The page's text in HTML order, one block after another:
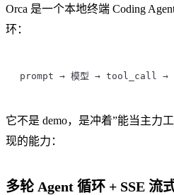
Orca 是一个本地终端 Coding
环：
prompt → 模型 → tool_call → 执
它不是 demo，是冲着”能当主力
现的能力：
多轮 Agent 循环 + SSE 流